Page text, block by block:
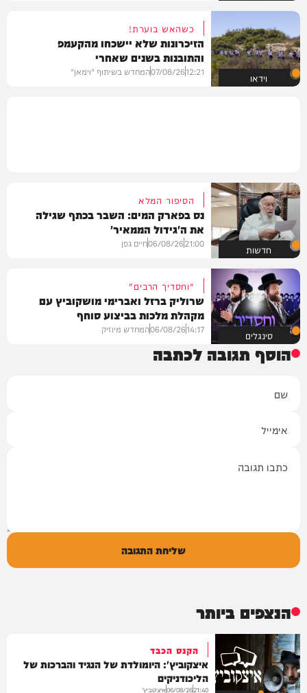
וידאו
כשהאש בוערת!
הזיכרונות שלא יישכחו מהקעמפ
והתובנות בשנים שאחרי
12:21
07/08/26המחדש בשיתוף "וימאן"
חדשות
הסיפור המלא
נס בפארק המים: השבר בכתף שגילה
את ה'גידול הממאיר'
21:00
06/08/26חיים גפן
סינגלים
"וחסדיך הרבים"
שרוליק ברזל ואברימי מושקוביץ עם
מקהלת מלכות בביצוע סוחף
14:17
06/08/26המחדש מיוזיק
הוסף תגובה לכתבה
שליחת התגובה
הנצפים ביותר
הקנס הכבד
איצקוביץ': היומולדת של הנגיד והברכות של
הליכודניקים
21:40
06/08/26איצקוביץ'